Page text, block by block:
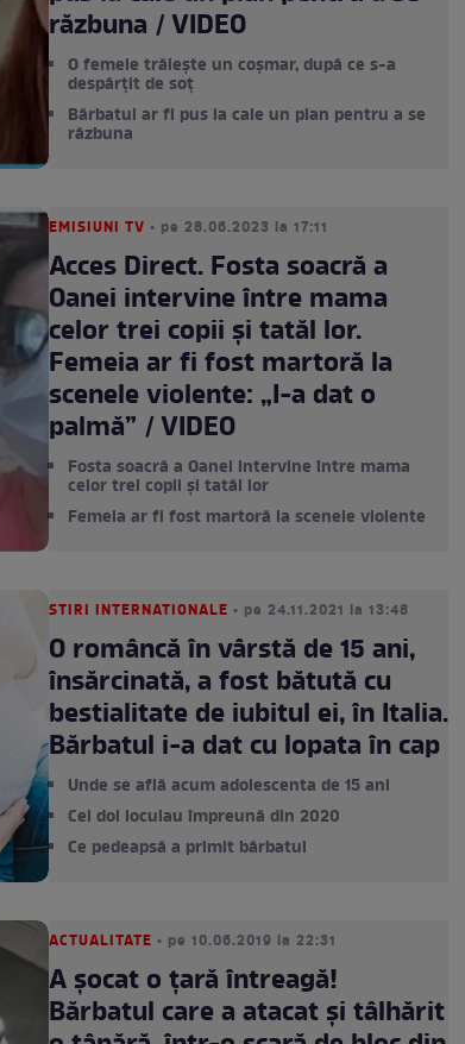
răzbuna / VIDEO
O femeie trăiește un coșmar, după ce s-a
despărțit de soț
Bărbatul ar fi pus la cale un plan pentru a se
răzbuna
EMISIUNI TV • pe 28.06.2023 la 17:11
Acces Direct. Fosta soacră a
Oanei intervine între mama
celor trei copii și tatăl lor.
Femeia ar fi fost martoră la
scenele violente: „I-a dat o
palmă” / VIDEO
Fosta soacră a Oanei intervine între mama
celor trei copii și tatăl lor
Femeia ar fi fost martoră la scenele violente
STIRI INTERNATIONALE • pe 24.11.2021 la 13:48
O româncă în vârstă de 15 ani,
însărcinată, a fost bătută cu
bestialitate de iubitul ei, în Italia.
Bărbatul i-a dat cu lopata în cap
Unde se află acum adolescenta de 15 ani
Cei doi locuiau împreună din 2020
Ce pedeapsă a primit bărbatul
ACTUALITATE • pe 10.06.2019 la 22:31
A şocat o ţară întreagă!
Bărbatul care a atacat şi tâlhărit